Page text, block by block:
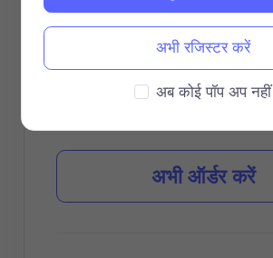
अभी ऑर्डर करें
अभी रजिस्टर करें
अब कोई पॉप अप नहीं